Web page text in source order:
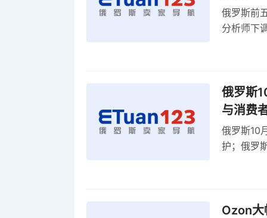
俄罗斯前
分析师下
俄罗斯
与消费
俄罗斯10
护；俄罗
Ozon大